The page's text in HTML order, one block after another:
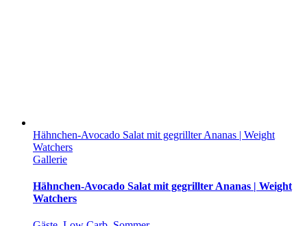
Hähnchen-Avocado Salat mit gegrillter Ananas | Weight
Watchers
Gallerie
Hähnchen-Avocado Salat mit gegrillter Ananas | Weight
Watchers